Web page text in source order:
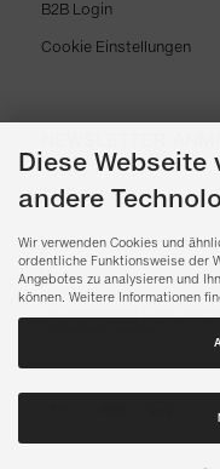
B2B Login
Cookie Einstellungen
Der Newsletter kann
Diese Webseite
andere
Wir verwenden Cookies und
ordentliche Funktionsweise der
Angebotes zu analysieren und
können. Weitere Informationen